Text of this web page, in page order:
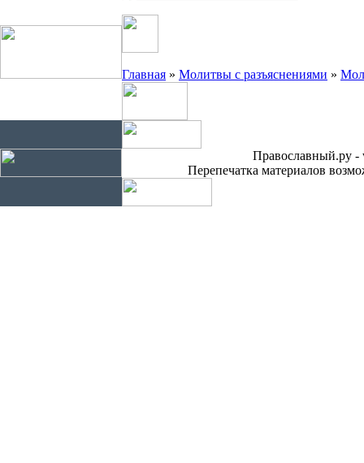
Главная » Молитвы с разъяснениями »
Православный.ру -
Перепечатка материалов